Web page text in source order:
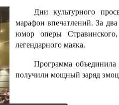
Дни культурного
марафон впечатлений. За
юмор оперы
легендарного маяка.
Программа
получили мощный заряд